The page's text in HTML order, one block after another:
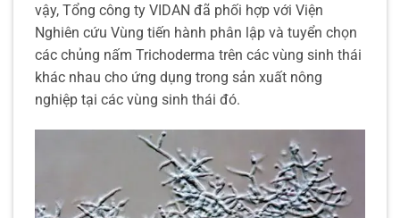
vậy, Tổng công ty VIDAN đã phối hợp với Viện
Nghiên cứu Vùng tiến hành phân lập và tuyển chọn
các chủng nấm Trichoderma trên các vùng sinh thái
khác nhau cho ứng dụng trong sản xuất nông
nghiệp tại các vùng sinh thái đó.